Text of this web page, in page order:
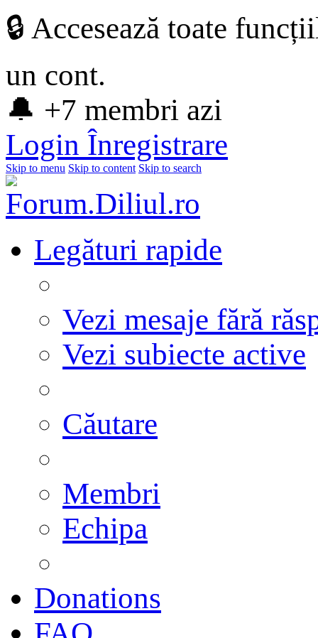
🔒 Accesează toate
un cont.
🔔 +7 membri azi
Login Înregistrare
Skip to menu Skip to content Skip to search
Legături rapide
Vezi mesaje fără
Vezi subiecte active
Căutare
Membri
Echipa
Donations